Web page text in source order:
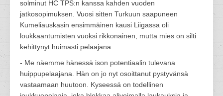
solminut HC TPS:n kanssa kahden vuoden
jatkosopimuksen. Vuosi sitten Turkuun saapuneen
Kumeliauskasin ensimmäinen kausi Liigassa oli
loukkaantumisten vuoksi rikkonainen, mutta mies on silti
kehittynyt huimasti pelaajana.
- Me näemme hänessä ison potentiaalin tulevana
huippupelaajana. Hän on jo nyt osoittanut pystyvänsä
vastaamaan huutoon. Kyseessä on todellinen